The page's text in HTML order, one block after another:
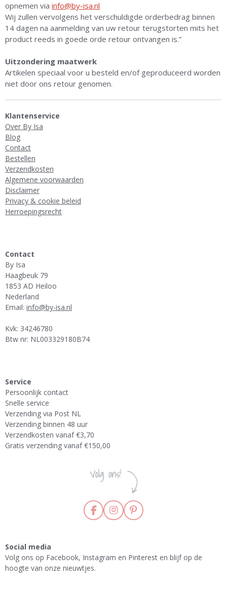
opnemen via info@by-isa.nl
Wij zullen vervolgens het verschuldigde orderbedrag binnen
14 dagen na aanmelding van uw retour terugstorten mits het
product reeds in goede orde retour ontvangen is.”
Uitzondering maatwerk
Artikelen speciaal voor u besteld en/of geproduceerd worden
niet door ons retour genomen.
Klantenservice
Over By Isa
Blog
Contact
Bestellen
Verzendkosten
Algemene voorwaarden
Disclaimer
Privacy & cookie beleid
Herroepingsrecht
Contact
By Isa
Haagbeuk 79
1853 AD Heiloo
Nederland
Email: info@by-isa.nl
Kvk: 34246780
Btw nr: NL003329180B74
Service
Persoonlijk contact
Snelle service
Verzending via Post NL
Verzending binnen 48 uur
Verzendkosten vanaf €3,70
Gratis verzending vanaf €150,00
F
a
o
o
I
n
g
P
i
r
Social media
Volg ons op Facebook, Instagram en Pinterest en blijf op de
hoogte van onze nieuwtjes.